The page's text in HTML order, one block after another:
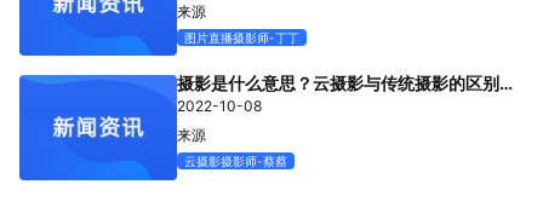
来源
图片直播摄影师-丁丁
摄影是什么意思？云摄影与传统摄影的区别是
什么？
2022-10-08
来源
云摄影摄影师-蔡蔡